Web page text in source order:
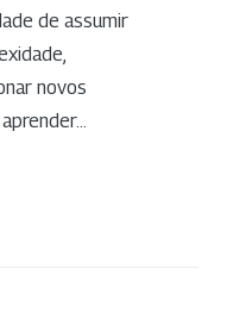
de assumir
novos